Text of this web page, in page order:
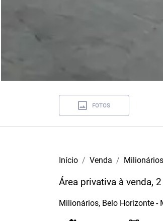
FOTOS
Início Venda Milionários
Área privativa à venda,
Milionários, Belo Horizonte -